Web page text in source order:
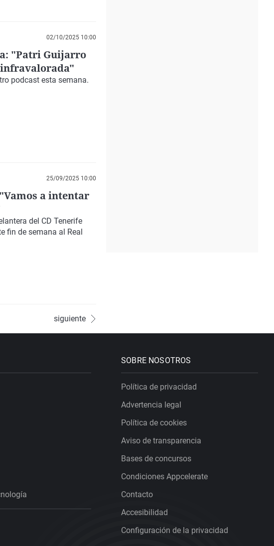
02/10/2025 10:00
"Patri Guijarro
infravalorada"
podcast esta semana.
25/09/2025 10:00
a intentar
del CD Tenerife
fin de semana al Real
siguiente
SOBRE NOSOTROS
Política de privacidad
Advertencia legal
Política de cookies
Aviso de transparencia
Bases de concursos
Condiciones Appcelerate
Contacto
Accesibilidad
Configuración de la privacidad